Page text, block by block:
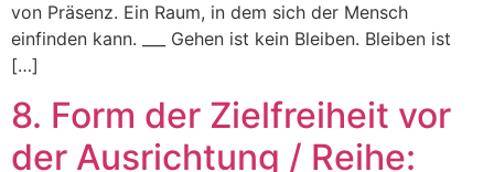
von Präsenz. Ein Raum, in dem sich der Mensch
einfinden kann. ___ Gehen ist kein Bleiben. Bleiben ist
[…]
8. Form der Zielfreiheit vor
der Ausrichtung / Reihe: